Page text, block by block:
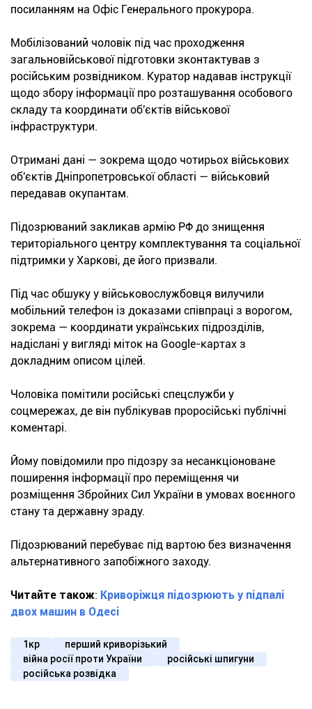
посиланням на Офіс Генерального прокурора.
Мобілізований чоловік під час проходження
загальновійськової підготовки зконтактував з
російським розвідником. Куратор надавав інструкції
щодо збору інформації про розташування особового
складу та координати об'єктів військової
інфраструктури.
Отримані дані — зокрема щодо чотирьох військових
об'єктів Дніпропетровської області — військовий
передавав окупантам.
Підозрюваний закликав армію РФ до знищення
територіального центру комплектування та соціальної
підтримки у Харкові, де його призвали.
Під час обшуку у військовослужбовця вилучили
мобільний телефон із доказами співпраці з ворогом,
зокрема — координати українських підрозділів,
надіслані у вигляді міток на Google-картах з
докладним описом цілей.
Чоловіка помітили російські спецслужби у
соцмережах, де він публікував проросійські публічні
коментарі.
Йому повідомили про підозру за несанкціоноване
поширення інформації про переміщення чи
розміщення Збройних Сил України в умовах воєнного
стану та державну зраду.
Підозрюваний перебуває під вартою без визначення
альтернативного запобіжного заходу.
Читайте також: Криворіжця підозрюють у підпалі
двох машин в Одесі
1кр
перший криворізький
війна росії проти України
російські шпигуни
російська розвідка